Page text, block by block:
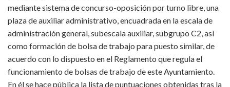
mediante sistema de concurso-oposición por turno libre, una
plaza de auxiliar administrativo, encuadrada en la escala de
administración general, subescala auxiliar, subgrupo C2, así
como formación de bolsa de trabajo para puesto similar, de
acuerdo con lo dispuesto en el Reglamento que regula el
funcionamiento de bolsas de trabajo de este Ayuntamiento.
En él se hace pública la lista de puntuaciones obtenidas tras la